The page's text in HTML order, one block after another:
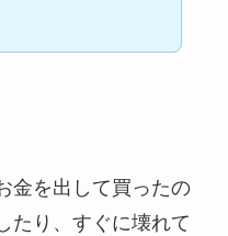
金を出して買ったの
たり、すぐに壊れて